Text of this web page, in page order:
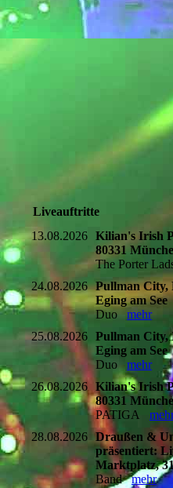
Liveauftritte
13.08.2026 Kilian's Irish
80331
The Porter
24.08.2026 Pullman City,
Eging am See
Duomehr
25.08.2026 Pullman City,
Eging am See
Duo mehr
26.08.2026 Kilian's Irish
80331
PATIGA
28.08.2026 Draußen &
präsentiert:
Marktplatz,
Bandmehr